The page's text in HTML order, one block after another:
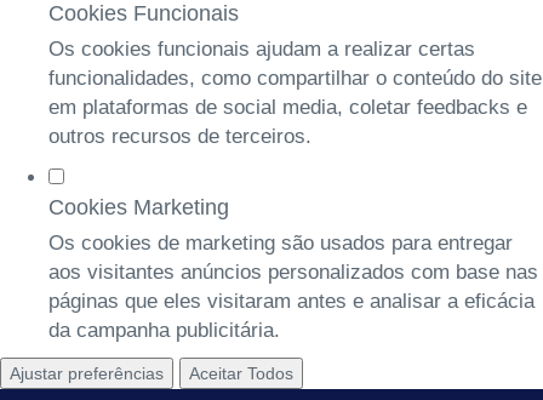
Cookies Funcionais
Os cookies funcionais ajudam a realizar certas
funcionalidades, como compartilhar o conteúdo do site
em plataformas de social media, coletar feedbacks e
outros recursos de terceiros.
Cookies Marketing
Os cookies de marketing são usados para entregar
aos visitantes anúncios personalizados com base nas
páginas que eles visitaram antes e analisar a eficácia
da campanha publicitária.
Ajustar preferências Aceitar Todos